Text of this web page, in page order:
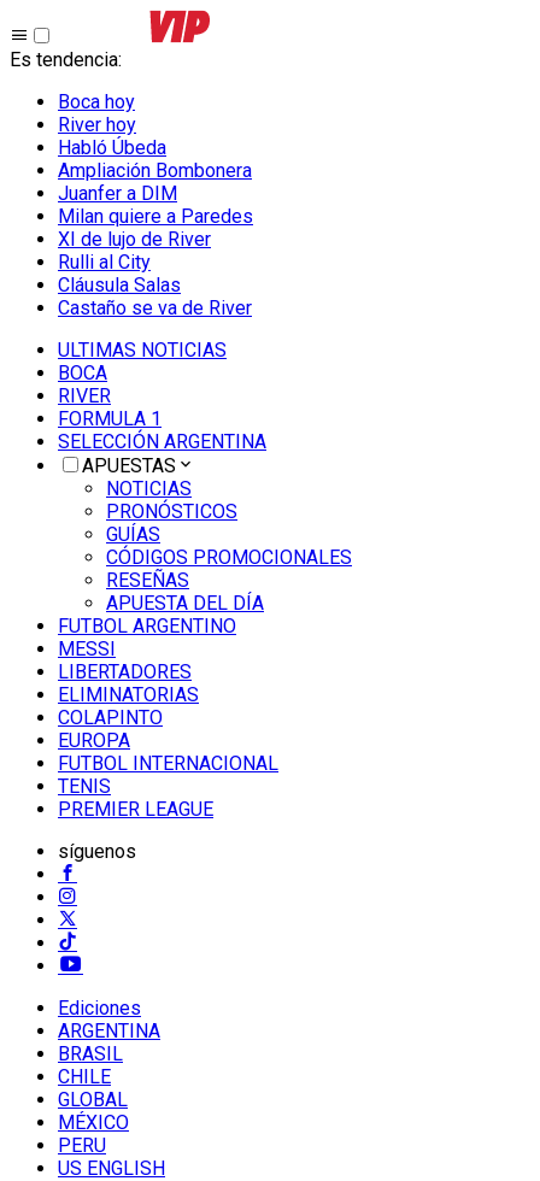
Es tendencia:
Boca hoy
River hoy
Habló Úbeda
Ampliación Bombonera
Juanfer a DIM
Milan quiere a Paredes
XI de lujo de River
Rulli al City
Cláusula Salas
Castaño se va de River
ULTIMAS NOTICIAS
BOCA
RIVER
FORMULA 1
SELECCIÓN ARGENTINA
APUESTAS
NOTICIAS
PRONÓSTICOS
GUÍAS
CÓDIGOS PROMOCIONALES
RESEÑAS
APUESTA DEL DÍA
FUTBOL ARGENTINO
MESSI
LIBERTADORES
ELIMINATORIAS
COLAPINTO
EUROPA
FUTBOL INTERNACIONAL
TENIS
PREMIER LEAGUE
síguenos
Ediciones
ARGENTINA
BRASIL
CHILE
GLOBAL
MÉXICO
PERU
US ENGLISH